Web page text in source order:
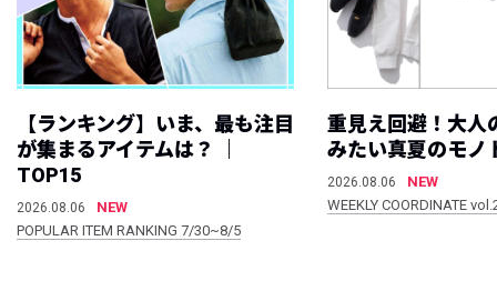
【ランキング】いま、最も注目
が集まるアイテムは？ ｜
TOP15
2026.08.06
NEW
POPULAR ITEM RANKING 7/30~8/5
重見え回避！大人
みたい真夏のモノ
2026.08.06
NEW
WEEKLY COORDINATE